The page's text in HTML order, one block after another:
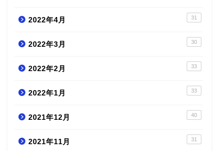
2022年4月 31
2022年3月 30
2022年2月 33
2022年1月 33
2021年12月 40
2021年11月 31